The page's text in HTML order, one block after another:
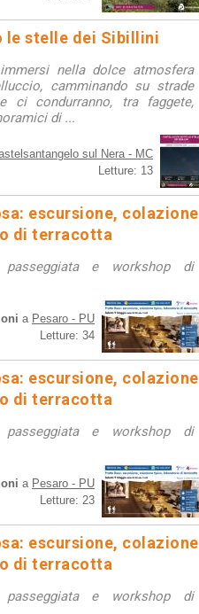
le stelle dei Sibillini
nella dolce atmosfera
camminando su strade
ci condurranno, tra faggete,
di ...
sul Nera - MC
Letture: 13
escursione, colazione
di terracotta
e workshop di
a Pesaro - PU
Letture: 34
escursione, colazione
di terracotta
e workshop di
a Pesaro - PU
Letture: 23
escursione, colazione
di terracotta
e workshop di